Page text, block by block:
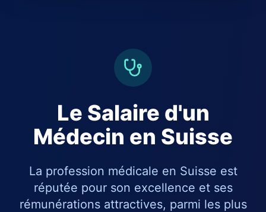
Le Salaire d'un
Médecin en Suisse
La profession médicale en Suisse est
réputée pour son excellence et ses
rémunérations attractives, parmi les plus